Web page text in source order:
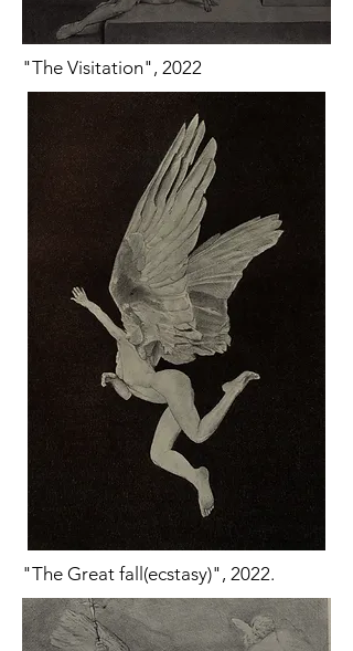
"The Visitation", 2022
"The Great fall(ecstasy)", 2022.